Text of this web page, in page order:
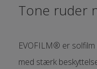
Tone ruder
EVOFILM® er solfilm
med stærk